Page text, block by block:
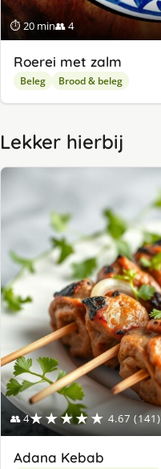
⏱ 20 min👥 4
Roerei met zalm
Beleg Brood & beleg
Lekker hierbij
👥 4★★★★★ 4.67 (141)
Adana Kebab